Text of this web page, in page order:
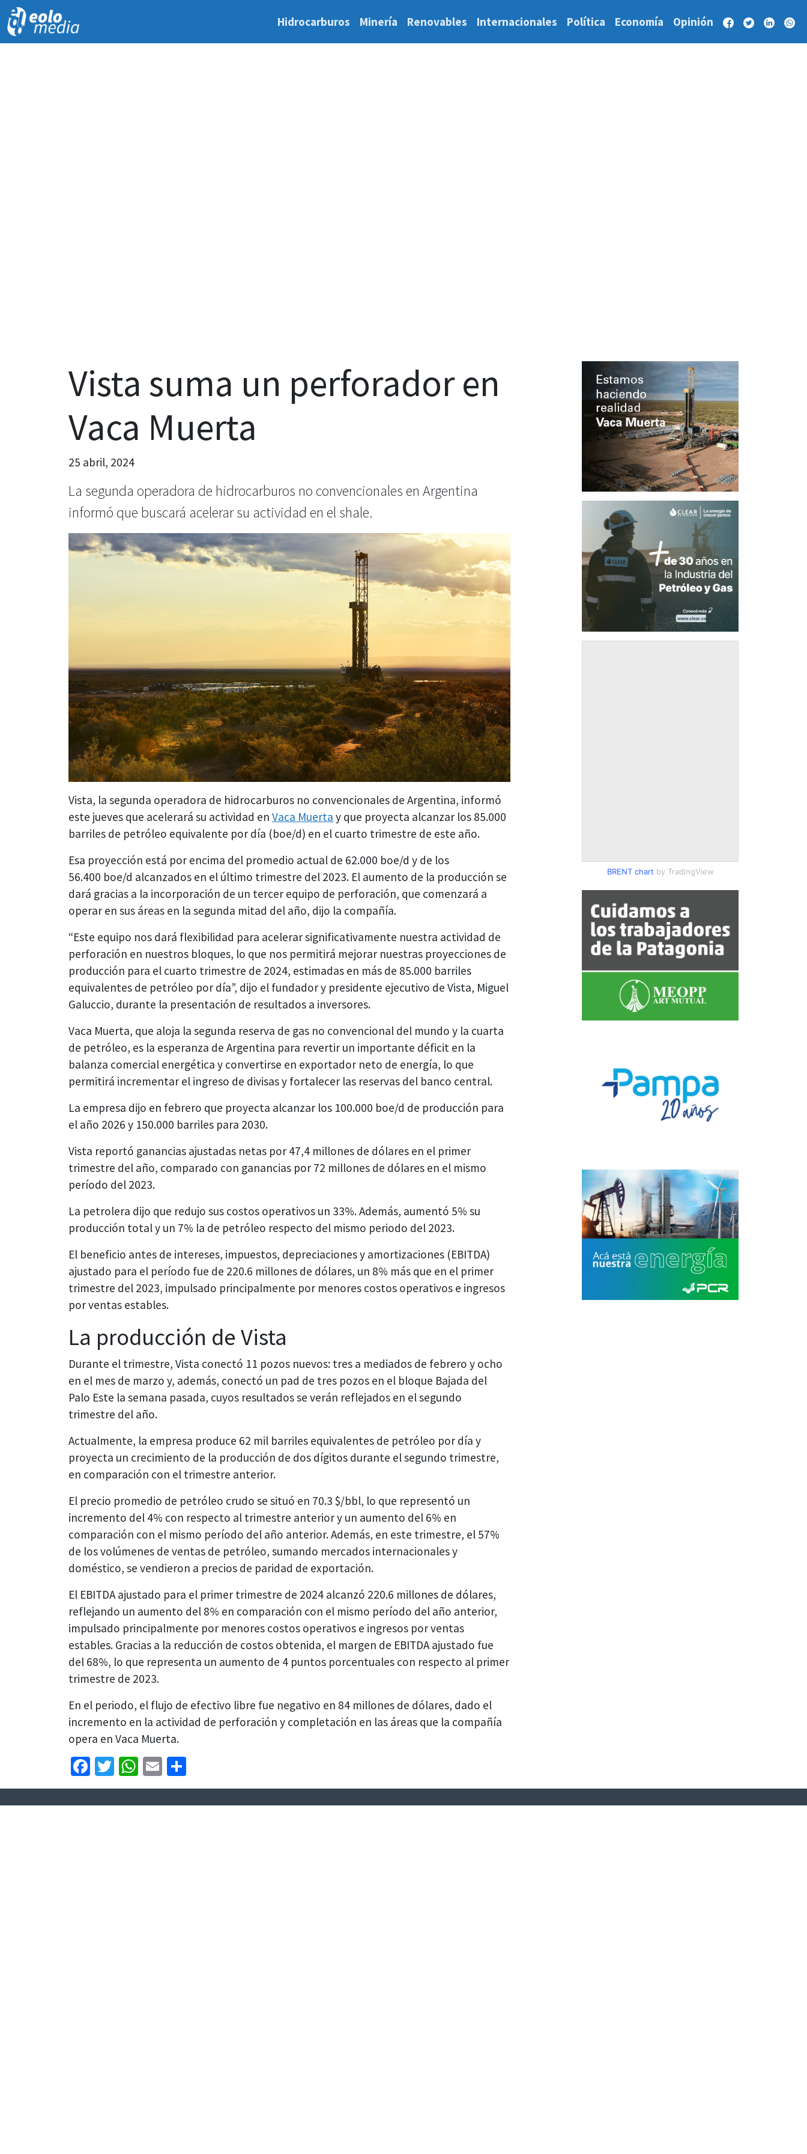
Hidrocarburos Minería Renovables Internacionales Política Economía Opinión
Vista suma un perforador en
Vaca Muerta
25 abril, 2024
La segunda operadora de hidrocarburos no convencionales en Argentina
informó que buscará acelerar su actividad en el shale.
Vista, la segunda operadora de hidrocarburos no convencionales de Argentina, informó
este jueves que acelerará su actividad en Vaca Muerta y que proyecta alcanzar los 85.000
barriles de petróleo equivalente por día (boe/d) en el cuarto trimestre de este año.
Esa proyección está por encima del promedio actual de 62.000 boe/d y de los
56.400 boe/d alcanzados en el último trimestre del 2023. El aumento de la producción se
dará gracias a la incorporación de un tercer equipo de perforación, que comenzará a
operar en sus áreas en la segunda mitad del año, dijo la compañía.
“Este equipo nos dará flexibilidad para acelerar significativamente nuestra actividad de
perforación en nuestros bloques, lo que nos permitirá mejorar nuestras proyecciones de
producción para el cuarto trimestre de 2024, estimadas en más de 85.000 barriles
equivalentes de petróleo por día”, dijo el fundador y presidente ejecutivo de Vista, Miguel
Galuccio, durante la presentación de resultados a inversores.
Vaca Muerta, que aloja la segunda reserva de gas no convencional del mundo y la cuarta
de petróleo, es la esperanza de Argentina para revertir un importante déficit en la
balanza comercial energética y convertirse en exportador neto de energía, lo que
permitirá incrementar el ingreso de divisas y fortalecer las reservas del banco central.
La empresa dijo en febrero que proyecta alcanzar los 100.000 boe/d de producción para
el año 2026 y 150.000 barriles para 2030.
Vista reportó ganancias ajustadas netas por 47,4 millones de dólares en el primer
trimestre del año, comparado con ganancias por 72 millones de dólares en el mismo
período del 2023.
La petrolera dijo que redujo sus costos operativos un 33%. Además, aumentó 5% su
producción total y un 7% la de petróleo respecto del mismo periodo del 2023.
El beneficio antes de intereses, impuestos, depreciaciones y amortizaciones (EBITDA)
ajustado para el período fue de 220.6 millones de dólares, un 8% más que en el primer
trimestre del 2023, impulsado principalmente por menores costos operativos e ingresos
por ventas estables.
La producción de Vista
Durante el trimestre, Vista conectó 11 pozos nuevos: tres a mediados de febrero y ocho
en el mes de marzo y, además, conectó un pad de tres pozos en el bloque Bajada del
Palo Este la semana pasada, cuyos resultados se verán reflejados en el segundo
trimestre del año.
Actualmente, la empresa produce 62 mil barriles equivalentes de petróleo por día y
proyecta un crecimiento de la producción de dos dígitos durante el segundo trimestre,
en comparación con el trimestre anterior.
El precio promedio de petróleo crudo se situó en 70.3 $/bbl, lo que representó un
incremento del 4% con respecto al trimestre anterior y un aumento del 6% en
comparación con el mismo período del año anterior. Además, en este trimestre, el 57%
de los volúmenes de ventas de petróleo, sumando mercados internacionales y
doméstico, se vendieron a precios de paridad de exportación.
El EBITDA ajustado para el primer trimestre de 2024 alcanzó 220.6 millones de dólares,
reflejando un aumento del 8% en comparación con el mismo período del año anterior,
impulsado principalmente por menores costos operativos e ingresos por ventas
estables. Gracias a la reducción de costos obtenida, el margen de EBITDA ajustado fue
del 68%, lo que representa un aumento de 4 puntos porcentuales con respecto al primer
trimestre de 2023.
En el periodo, el flujo de efectivo libre fue negativo en 84 millones de dólares, dado el
incremento en la actividad de perforación y completación en las áreas que la compañía
opera en Vaca Muerta.
Facebook
Twitter
WhatsApp
Email
BRENT chart by TradingView